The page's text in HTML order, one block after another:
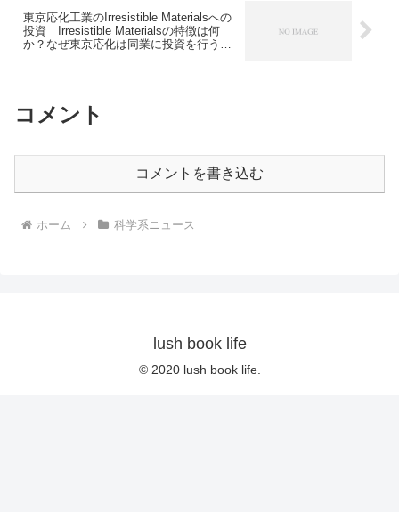
東京応化工業のIrresistible Materialsへの
投資 Irresistible Materialsの特徴は何
か？なぜ東京応化は同業に投資を行うの
コメント
コメントを書き込む
ホーム 科学系ニュース
lush book life
© 2020 lush book life.